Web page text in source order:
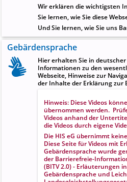
Wir erklären die wichtigsten
Sie lernen, wie Sie diese
Und Sie lernen, wie Sie uns
Gebärdensprache
Hier erhalten Sie in
Informationen zu den
Webseite, Hinweise zur
der Inhalte der Erklärung zur
Hinweis: Diese Videos
übernommen werden.
Videos anhand der
die Videos durch eigene
Die HIS eG übernimmt
Diese Seite für Videos mit
Gebärdensprache wurde
der Barrierefreie-
(BITV 2.0) - Erläuterungen
Gebärdensprache und